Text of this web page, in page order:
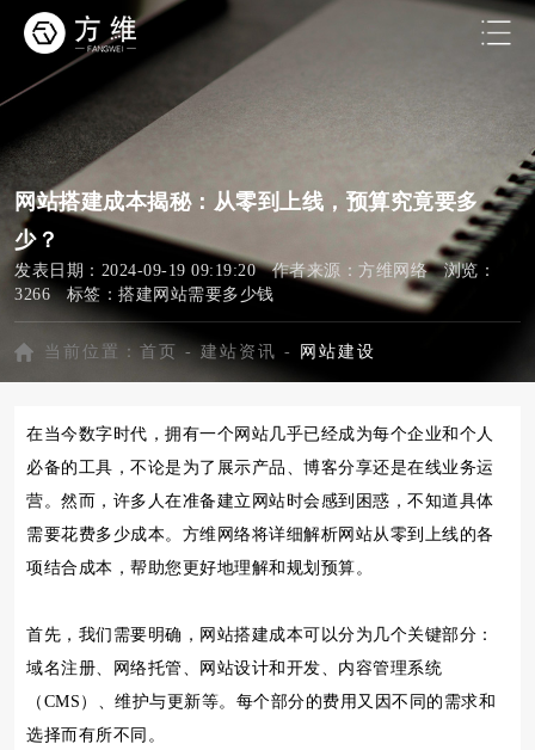
网站搭建成本揭秘：从零到上线，预算究竟要多
少？
发表日期：2024-09-19 09:19:20 作者来源：方维网络 浏览：
3266 标签： 搭建网站需要多少钱
当前位置： 首页 - 建站资讯 - 网站建设
在当今数字时代，拥有一个网站几乎已经成为每个企业和个人
必备的工具，不论是为了展示产品、博客分享还是在线业务运
营。然而，许多人在准备建立网站时会感到困惑，不知道具体
需要花费多少成本。方维网络将详细解析网站从零到上线的各
项结合成本，帮助您更好地理解和规划预算。
首先，我们需要明确，网站搭建成本可以分为几个关键部分：
域名注册、网络托管、网站设计和开发、内容管理系统
（CMS）、维护与更新等。每个部分的费用又因不同的需求和
选择而有所不同。